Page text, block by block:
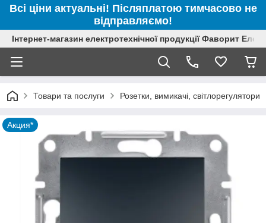
Всі ціни актуальні! Післяплатою тимчасово не
відправляємо!
Інтернет-магазин електротехнічної продукції Фаворит
Товари та послуги Розетки, вимикачі, світлорегулятори
Акция*